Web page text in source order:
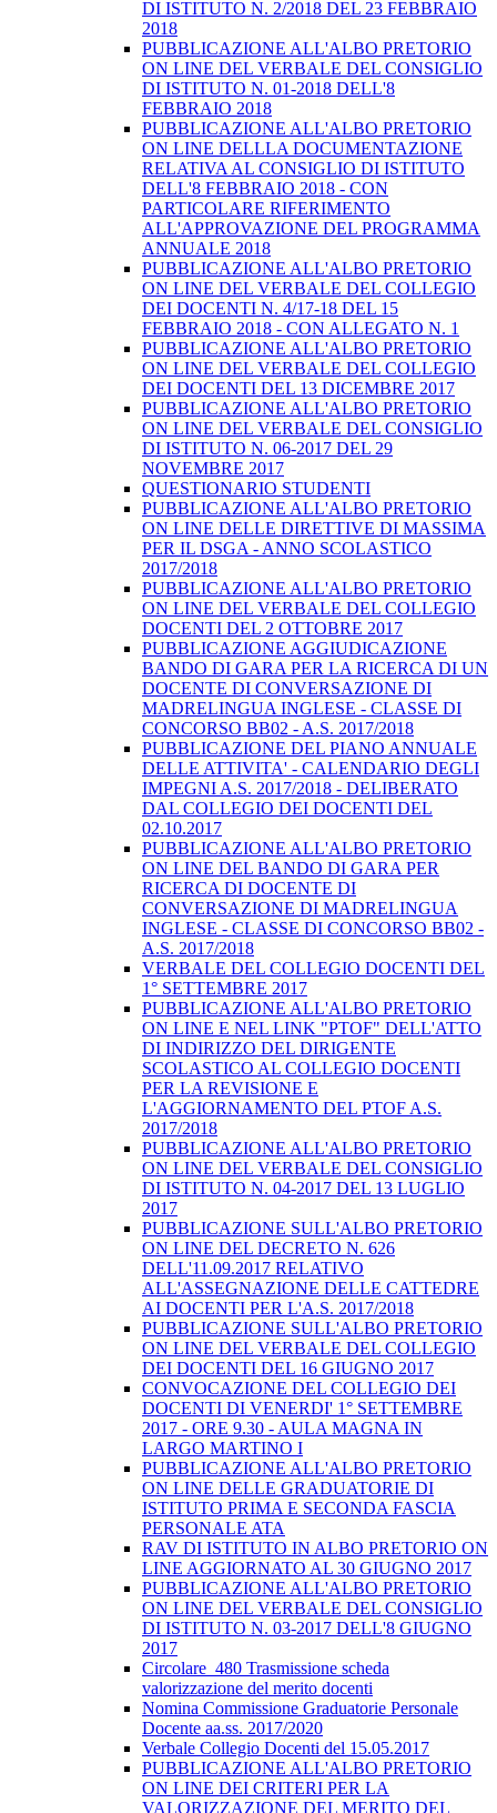
DI ISTITUTO N. 2/2018 DEL 23 FEBBRAIO
2018
PUBBLICAZIONE ALL'ALBO PRETORIO
ON LINE DEL VERBALE DEL CONSIGLIO
DI ISTITUTO N. 01-2018 DELL'8
FEBBRAIO 2018
PUBBLICAZIONE ALL'ALBO PRETORIO
ON LINE DELLLA DOCUMENTAZIONE
RELATIVA AL CONSIGLIO DI ISTITUTO
DELL'8 FEBBRAIO 2018 - CON
PARTICOLARE RIFERIMENTO
ALL'APPROVAZIONE DEL PROGRAMMA
ANNUALE 2018
PUBBLICAZIONE ALL'ALBO PRETORIO
ON LINE DEL VERBALE DEL COLLEGIO
DEI DOCENTI N. 4/17-18 DEL 15
FEBBRAIO 2018 - CON ALLEGATO N. 1
PUBBLICAZIONE ALL'ALBO PRETORIO
ON LINE DEL VERBALE DEL COLLEGIO
DEI DOCENTI DEL 13 DICEMBRE 2017
PUBBLICAZIONE ALL'ALBO PRETORIO
ON LINE DEL VERBALE DEL CONSIGLIO
DI ISTITUTO N. 06-2017 DEL 29
NOVEMBRE 2017
QUESTIONARIO STUDENTI
PUBBLICAZIONE ALL'ALBO PRETORIO
ON LINE DELLE DIRETTIVE DI MASSIMA
PER IL DSGA - ANNO SCOLASTICO
2017/2018
PUBBLICAZIONE ALL'ALBO PRETORIO
ON LINE DEL VERBALE DEL COLLEGIO
DOCENTI DEL 2 OTTOBRE 2017
PUBBLICAZIONE AGGIUDICAZIONE
BANDO DI GARA PER LA RICERCA DI UN
DOCENTE DI CONVERSAZIONE DI
MADRELINGUA INGLESE - CLASSE DI
CONCORSO BB02 - A.S. 2017/2018
PUBBLICAZIONE DEL PIANO ANNUALE
DELLE ATTIVITA' - CALENDARIO DEGLI
IMPEGNI A.S. 2017/2018 - DELIBERATO
DAL COLLEGIO DEI DOCENTI DEL
02.10.2017
PUBBLICAZIONE ALL'ALBO PRETORIO
ON LINE DEL BANDO DI GARA PER
RICERCA DI DOCENTE DI
CONVERSAZIONE DI MADRELINGUA
INGLESE - CLASSE DI CONCORSO BB02 -
A.S. 2017/2018
VERBALE DEL COLLEGIO DOCENTI DEL
1° SETTEMBRE 2017
PUBBLICAZIONE ALL'ALBO PRETORIO
ON LINE E NEL LINK "PTOF" DELL'ATTO
DI INDIRIZZO DEL DIRIGENTE
SCOLASTICO AL COLLEGIO DOCENTI
PER LA REVISIONE E
L'AGGIORNAMENTO DEL PTOF A.S.
2017/2018
PUBBLICAZIONE ALL'ALBO PRETORIO
ON LINE DEL VERBALE DEL CONSIGLIO
DI ISTITUTO N. 04-2017 DEL 13 LUGLIO
2017
PUBBLICAZIONE SULL'ALBO PRETORIO
ON LINE DEL DECRETO N. 626
DELL'11.09.2017 RELATIVO
ALL'ASSEGNAZIONE DELLE CATTEDRE
AI DOCENTI PER L'A.S. 2017/2018
PUBBLICAZIONE SULL'ALBO PRETORIO
ON LINE DEL VERBALE DEL COLLEGIO
DEI DOCENTI DEL 16 GIUGNO 2017
CONVOCAZIONE DEL COLLEGIO DEI
DOCENTI DI VENERDI' 1° SETTEMBRE
2017 - ORE 9.30 - AULA MAGNA IN
LARGO MARTINO I
PUBBLICAZIONE ALL'ALBO PRETORIO
ON LINE DELLE GRADUATORIE DI
ISTITUTO PRIMA E SECONDA FASCIA
PERSONALE ATA
RAV DI ISTITUTO IN ALBO PRETORIO ON
LINE AGGIORNATO AL 30 GIUGNO 2017
PUBBLICAZIONE ALL'ALBO PRETORIO
ON LINE DEL VERBALE DEL CONSIGLIO
DI ISTITUTO N. 03-2017 DELL'8 GIUGNO
2017
Circolare_480 Trasmissione scheda
valorizzazione del merito docenti
Nomina Commissione Graduatorie Personale
Docente aa.ss. 2017/2020
Verbale Collegio Docenti del 15.05.2017
PUBBLICAZIONE ALL'ALBO PRETORIO
ON LINE DEI CRITERI PER LA
VALORIZZAZIONE DEL MERITO DEL